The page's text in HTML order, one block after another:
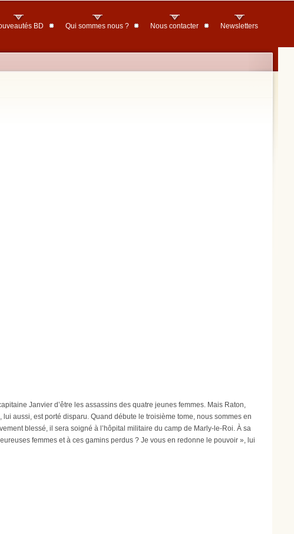
BD Qui sommes nous ? Nous contacter Newsletters
Janvier d’être les assassins des quatre jeunes femmes. Mais Raton,
aussi, est porté disparu. Quand débute le troisième tome, nous sommes en
blessé, il sera soigné à l’hôpital militaire du camp de Marly-le-Roi. À sa
femmes et à ces gamins perdus ? Je vous en redonne le pouvoir », lui